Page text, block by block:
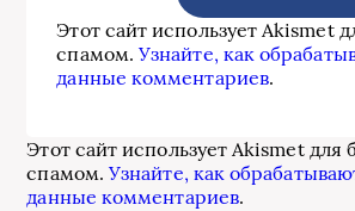
Этот сайт использует Akismet
спамом.Узнайте, как
данные комментариев.
Этот сайт использует Akismet для
спамом.Узнайте, как
данные комментариев.